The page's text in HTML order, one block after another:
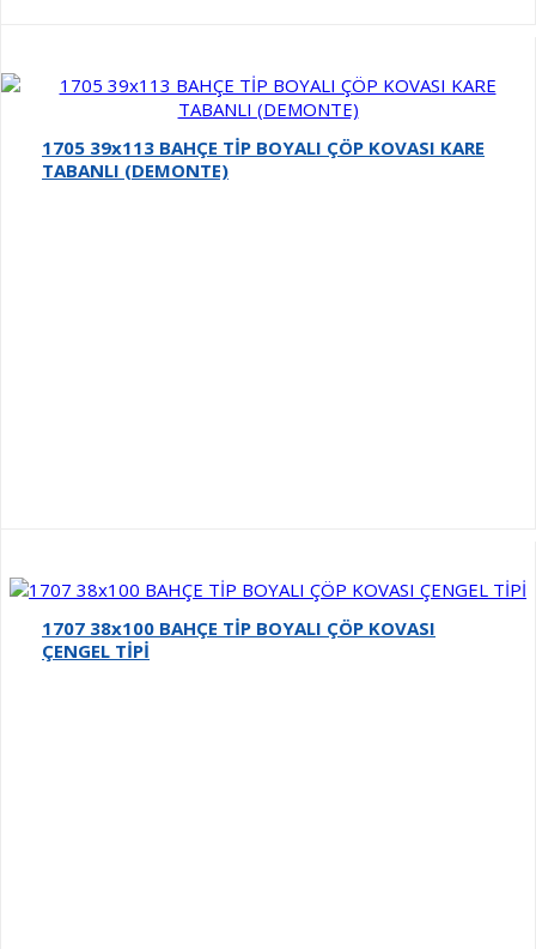
1705 39x113 BAHÇE TİP BOYALI ÇÖP KOVASI KARE
TABANLI (DEMONTE)
1707 38x100 BAHÇE TİP BOYALI ÇÖP KOVASI
ÇENGEL TİPİ